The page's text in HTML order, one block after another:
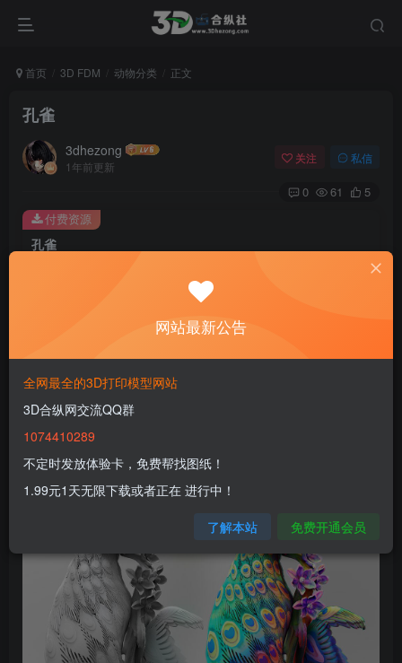
首页 3D FDM 动物分类 正文
孔雀
3dhezong
1年前更新
关注 私信
0 61 5
孔雀
100
免费
付费资源
网站最新公告
全网最全的3D打印模型网站
3D合纵网交流QQ群
1074410289
不定时发放体验卡，免费帮找图纸！
1.99元1天无限下载或者正在 进行中！
了解本站 免费开通会员